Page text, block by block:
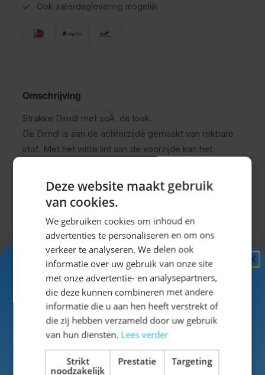
Ook zaterdaglevering mogelijk
Omschrijving
Strakke Dirndl met suÃ¨de look.
De Dirndl is aan de achterzijde gemaakt van rekbare
stof. Met het witte lint aan de voorzijde kan het
gezet, voor een ideaal draagcomfort. Het schortje
met hartje wordt los bij het jurkje geleverd. De jurk is
in zijn geheel mooi afwerkt met kanten details, zoals
de rand van het schortje en de rok.
Maak je outfit compleet met een paar leukekousen
of een hoedje !
Specificaties
Deze website maakt gebruik
van cookies.
We gebruiken cookies om inhoud en
advertenties te personaliseren en om ons
verkeer te analyseren. We delen ook
informatie over uw gebruik van onze site
met onze advertentie- en analysepartners,
die deze kunnen combineren met andere
informatie die u aan hen heeft verstrekt of
die zij hebben verzameld door uw gebruik
van hun diensten. Lees verder
Strikt
noodzakelijk
Prestatie Targeting
Ontvang5%
KORTING!
Schrijf je nuin voor de nieuwsbrief en ontvang toegang
tot exclusieve kortingen!
Voor- en achternaam